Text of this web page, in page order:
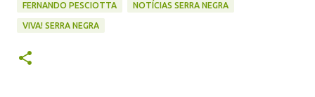
FERNANDO PESCIOTTA NOTÍCIAS SERRA NEGRA
VIVA! SERRA NEGRA